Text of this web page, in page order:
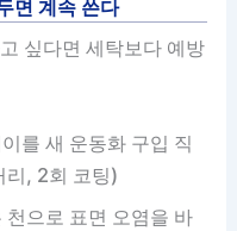
면 계속 쓴다
싶다면 세탁보다 예방
를 새 운동화 구입 직
, 2회 코팅)
으로 표면 오염을 바